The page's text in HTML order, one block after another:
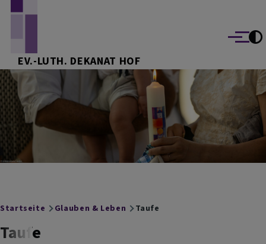
EV.-LUTH. DEKANAT HOF
Menü
Breadcrumb
Startseite Glauben & Leben Taufe
Taufe